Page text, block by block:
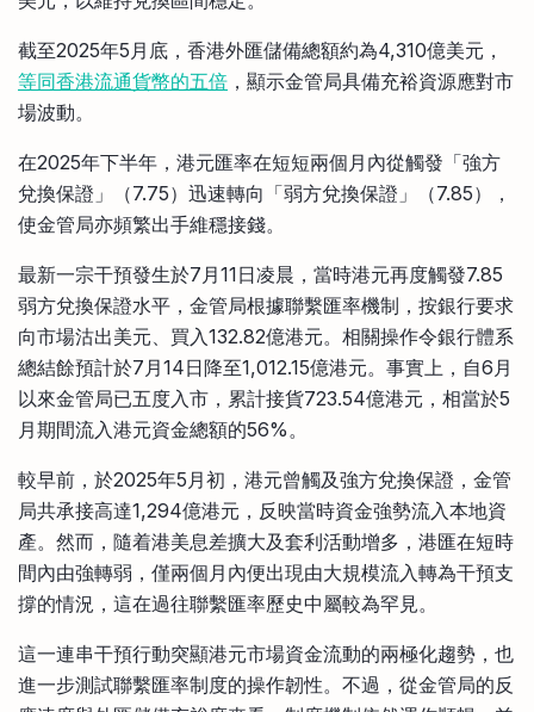
截至2025年5月底，香港外匯儲備總額約為4,310億美元，
等同香港流通貨幣的五倍 ，顯示金管局具備充裕資源應對市
場波動。
在2025年下半年，港元匯率在短短兩個月內從觸發「強方
兌換保證」（7.75）迅速轉向「弱方兌換保證」（7.85），
使金管局亦頻繁出手維穩接錢。
最新一宗干預發生於7月11日凌晨，當時港元再度觸發7.85
弱方兌換保證水平，金管局根據聯繫匯率機制，按銀行要求
向市場沽出美元、買入132.82億港元。相關操作令銀行體系
總結餘預計於7月14日降至1,012.15億港元。事實上，自6月
以來金管局已五度入市，累計接貨723.54億港元，相當於5
月期間流入港元資金總額的56%。
較早前，於2025年5月初，港元曾觸及強方兌換保證，金管
局共承接高達1,294億港元，反映當時資金強勢流入本地資
產。然而，隨着港美息差擴大及套利活動增多，港匯在短時
間內由強轉弱，僅兩個月內便出現由大規模流入轉為干預支
撐的情況，這在過往聯繫匯率歷史中屬較為罕見。
這一連串干預行動突顯港元市場資金流動的兩極化趨勢，也
進一步測試聯繫匯率制度的操作韌性。不過，從金管局的反